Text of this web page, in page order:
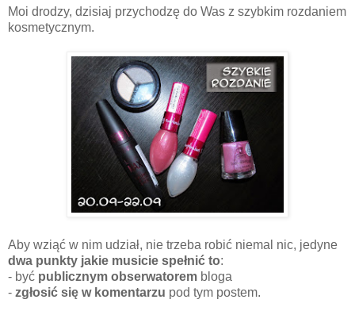
Moi drodzy, dzisiaj przychodzę do Was z szybkim rozdaniem
kosmetycznym.
Aby wziąć w nim udział, nie trzeba robić niemal nic, jedyne
dwa punkty jakie musicie spełnić to:
- być publicznym obserwatorem bloga
- zgłosić się w komentarzu pod tym postem.